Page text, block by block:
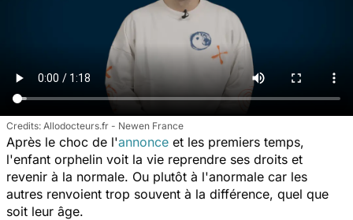
Allodocteurs.fr - Newen France
Après le choc de l'annonce et les premiers temps,
l'enfant orphelin voit la vie reprendre ses droits et
revenir à la normale. Ou plutôt à l'anormale car les
autres renvoient trop souvent à la différence, quel que
soit leur âge.